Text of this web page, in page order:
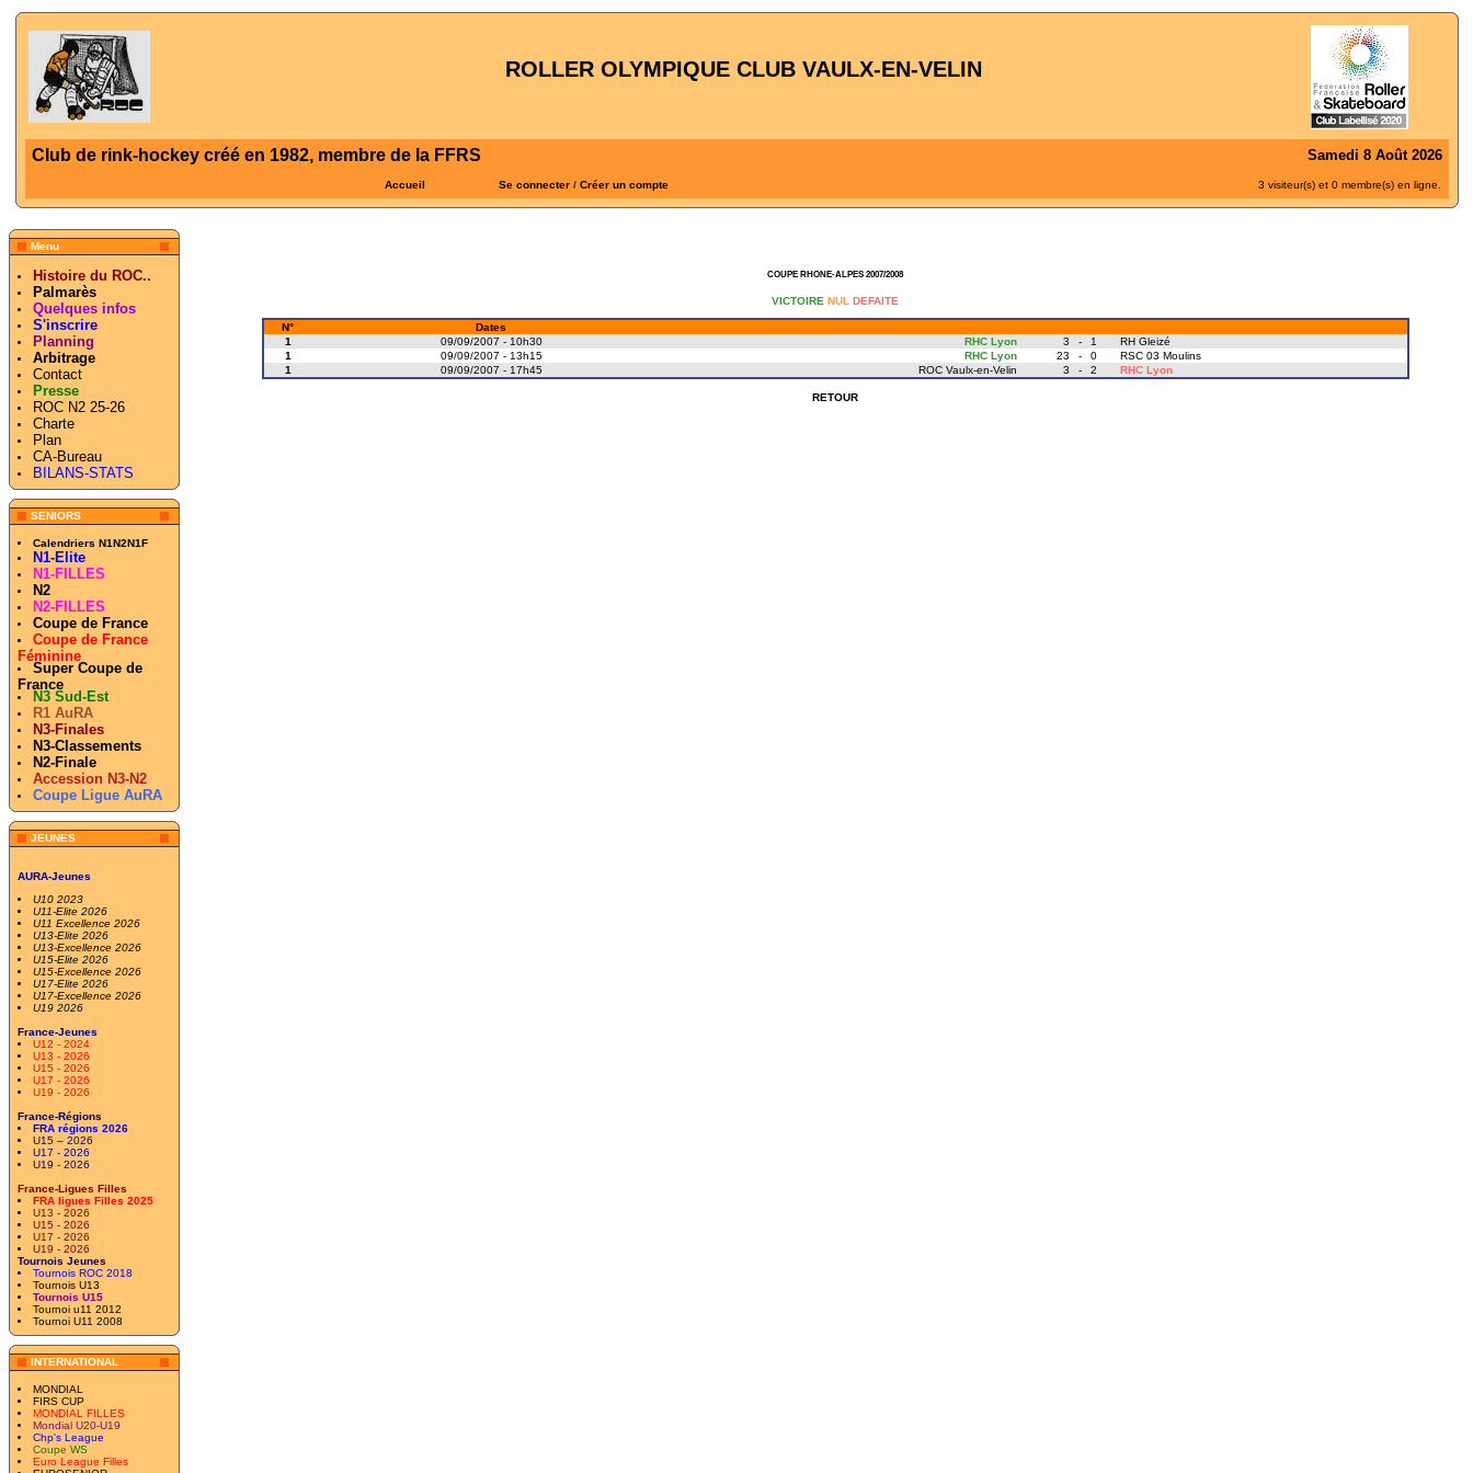
ROLLER OLYMPIQUE CLUB VAULX-EN-VELIN
Club de rink-hockey créé en 1982, membre de la FFRS Samedi 8 Août 2026
Accueil Se connecter/ Créer un compte 3 visiteur(s) et 0 membre(s) en ligne.
Menu
Histoire du ROC..
Palmarès
Quelques infos
S'inscrire
Planning
Arbitrage
Contact
Presse
ROC N2 25-26
Charte
Plan
CA-Bureau
BILANS-STATS
SENIORS
Calendriers N1N2N1F
N1-Elite
N1-FILLES
N2
N2-FILLES
Coupe de France
Coupe de France
Féminine
Super Coupe de
France
N3 Sud-Est
R1 AuRA
N3-Finales
N3-Classements
N2-Finale
Accession N3-N2
Coupe Ligue AuRA
JEUNES
AURA-Jeunes
U10 2023
U11-Elite 2026
U11 Excellence 2026
U13-Elite 2026
U13-Excellence 2026
U15-Elite 2026
U15-Excellence 2026
U17-Elite 2026
U17-Excellence 2026
U19 2026
France-Jeunes
U12 - 2024
U13 - 2026
U15 - 2026
U17 - 2026
U19 - 2026
France-Régions
FRA régions 2026
U15 – 2026
U17 - 2026
U19 - 2026
France-Ligues Filles
FRA ligues Filles 2025
U13 - 2026
U15 - 2026
U17 - 2026
U19 - 2026
Tournois Jeunes
Tournois ROC 2018
Tournois U13
Tournois U15
Tournoi u11 2012
Tournoi U11 2008
INTERNATIONAL
MONDIAL
FIRS CUP
MONDIAL FILLES
Mondial U20-U19
Chp's League
Coupe WS
Euro League Filles
COUPE RHONE-ALPES 2007/2008
VICTOIRE NUL DEFAITE
N°
Dates
1
09/09/2007 - 10h30 RHC Lyon 3 - 1
RH Gleizé
1
09/09/2007 - 13h15 RHC Lyon 23 - 0
RSC 03 Moulins
1
09/09/2007 - 17h45 ROC Vaulx-en-Velin 3 - 2 RHC Lyon
RETOUR